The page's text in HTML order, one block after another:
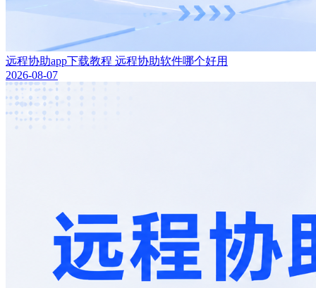
远程协助app下载教程 远程协助软件哪个好用
2026-08-07